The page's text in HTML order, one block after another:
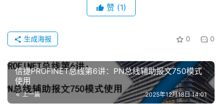
首
页
网
络
课
赞 (1)
0 0
生成海报
信捷PROFINET总线第6讲：PN总线辅助报文750模式
使用
上一篇 2025年12月18日 14:01